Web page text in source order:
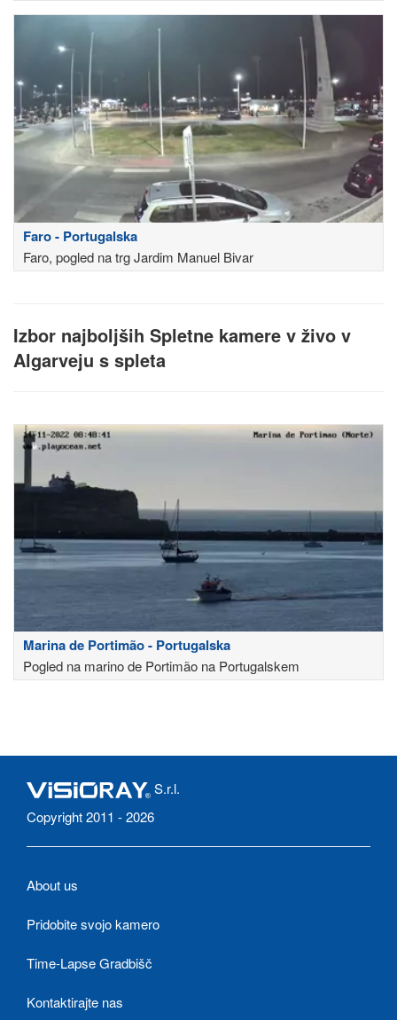
Faro - Portugalska
Faro, pogled na trg Jardim Manuel Bivar
Izbor najboljših Spletne kamere v živo v
Algarveju s spleta
Marina de Portimão - Portugalska
Pogled na marino de Portimão na Portugalskem
S.r.l.
Copyright 2011 - 2026
About us
Pridobite svojo kamero
Time-Lapse Gradbišč
Kontaktirajte nas